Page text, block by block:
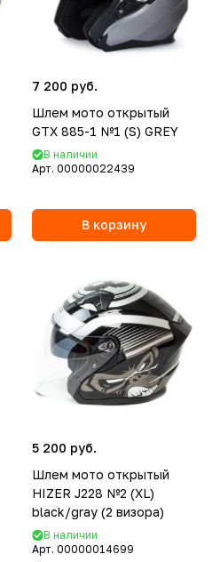
7 200 руб.
Шлем мото открытый
GTX 885-1 №1 (S) GREY
В наличии
Арт. 00000022439
В корзину
5 200 руб.
Шлем мото открытый
HIZER J228 №2 (XL)
black/gray (2 визора)
В наличии
Арт. 00000014699